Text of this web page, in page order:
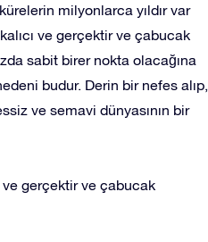
milyonlarca yıldır var
ve gerçektir ve çabucak
sabit birer nokta olacağına
budur. Derin bir nefes alıp,
ve semavi dünyasının bir
ve gerçektir ve çabucak